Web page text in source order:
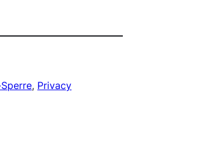
, Privacy